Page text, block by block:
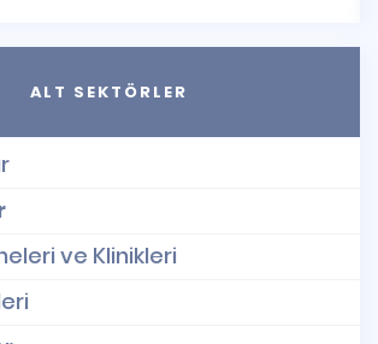
ALT SEKTÖRLER
ve Klinikleri